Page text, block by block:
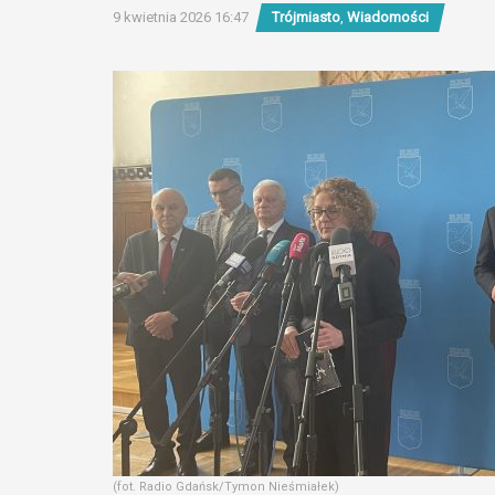
9 kwietnia 2026 16:47 Trójmiasto Wiadomości
(fot. Radio Gdańsk/Tymon Nieśmiałek)